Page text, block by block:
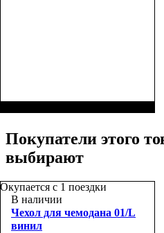
Покупатели этого
выбирают
Окупается с 1 поездки
В наличии
Чехол для чемодана 01/L
винил